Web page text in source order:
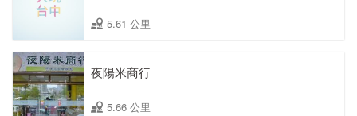
5.61 公里
夜陽米商行
5.66 公里